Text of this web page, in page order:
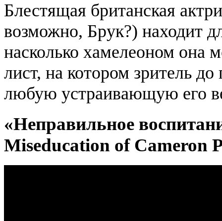
Блестящая британская
возможно, Брук?) находит
насколько хамелеоном она
лист, на котором зритель
любую устраивающую его
«Неправильное
Miseducation of Cameron